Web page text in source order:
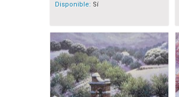
Disponible: Sí